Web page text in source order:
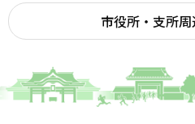
市役所・支所